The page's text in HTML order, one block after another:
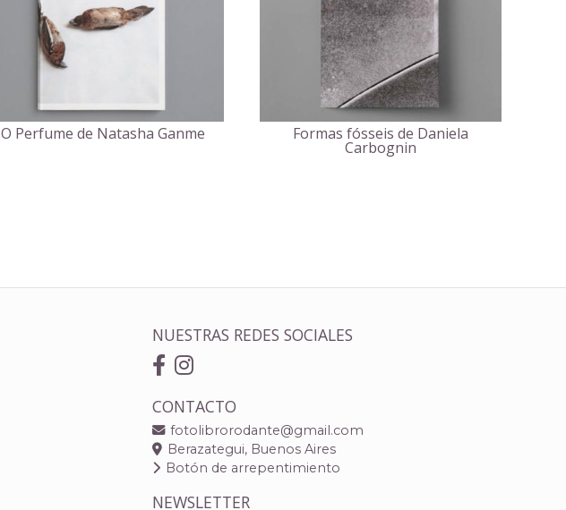
O Perfume de Natasha Ganme Formas fósseis de Daniela
Carbognin
NUESTRAS REDES SOCIALES
CONTACTO
fotolibrorodante@gmail.com
Berazategui, Buenos Aires
Botón de arrepentimiento
NEWSLETTER